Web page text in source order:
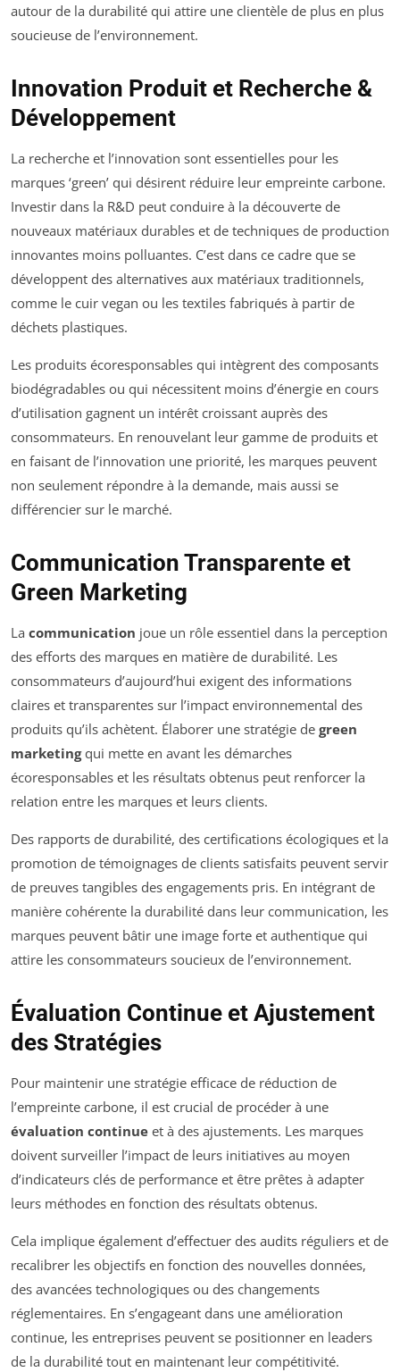
autour de la durabilité qui attire une clientèle de plus en plus
soucieuse de l’environnement.
Innovation Produit et Recherche &
Développement
La recherche et l’innovation sont essentielles pour les
marques ‘green’ qui désirent réduire leur empreinte carbone.
Investir dans la R&D peut conduire à la découverte de
nouveaux matériaux durables et de techniques de production
innovantes moins polluantes. C’est dans ce cadre que se
développent des alternatives aux matériaux traditionnels,
comme le cuir vegan ou les textiles fabriqués à partir de
déchets plastiques.
Les produits écoresponsables qui intègrent des composants
biodégradables ou qui nécessitent moins d’énergie en cours
d’utilisation gagnent un intérêt croissant auprès des
consommateurs. En renouvelant leur gamme de produits et
en faisant de l’innovation une priorité, les marques peuvent
non seulement répondre à la demande, mais aussi se
différencier sur le marché.
Communication Transparente et
Green Marketing
La communication joue un rôle essentiel dans la perception
des efforts des marques en matière de durabilité. Les
consommateurs d’aujourd’hui exigent des informations
claires et transparentes sur l’impact environnemental des
produits qu’ils achètent. Élaborer une stratégie de green
marketingqui mette en avant les démarches
écoresponsables et les résultats obtenus peut renforcer la
relation entre les marques et leurs clients.
Des rapports de durabilité, des certifications écologiques et la
promotion de témoignages de clients satisfaits peuvent servir
de preuves tangibles des engagements pris. En intégrant de
manière cohérente la durabilité dans leur communication, les
marques peuvent bâtir une image forte et authentique qui
attire les consommateurs soucieux de l’environnement.
Évaluation Continue et Ajustement
des Stratégies
Pour maintenir une stratégie efficace de réduction de
l’empreinte carbone, il est crucial de procéder à une
évaluation continue et à des ajustements. Les marques
doivent surveiller l’impact de leurs initiatives au moyen
d’indicateurs clés de performance et être prêtes à adapter
leurs méthodes en fonction des résultats obtenus.
Cela implique également d’effectuer des audits réguliers et de
recalibrer les objectifs en fonction des nouvelles données,
des avancées technologiques ou des changements
réglementaires. En s’engageant dans une amélioration
continue, les entreprises peuvent se positionner en leaders
de la durabilité tout en maintenant leur compétitivité.